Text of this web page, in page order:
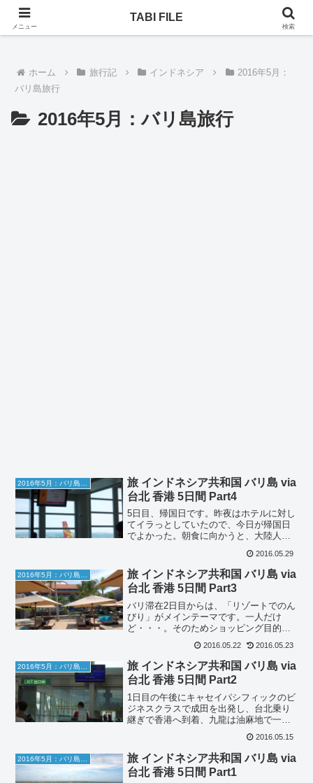
乗りヒコーキ、ホテル、一人旅。次はどんな旅になるのか！
ホーム 旅行記 インドネシア
2016年5月：
バリ島旅行
2016年5月：バリ島旅行
旅 インドネシア共和国 バリ島 via
台北 香港 5日間 Part4
5日目、帰国日です。昨夜はホテルに対し
てイラっとしていたので、今日が帰国日
でよかった。朝食に向かうと、大陸人が
り、今日が帰国日で本当に良かった。最
終日、午前中はSPAざんまいTEA TREE
SPA出発予定...
2016.05.29
2016年5月：バリ島旅行
旅 インドネシア共和国 バリ島 via
台北 香港 5日間 Part3
バリ滞在2日目からは、「リゾートでのん
びり」がメインテーマです。一人だけ
ど・・・。そのためショッピング目的だ
ら、のんびりしたBenoa地区はHoliday
inn Resortへ宿替...
2016.05.22 2016.05.23
2016年5月：バリ島旅行
旅 インドネシア共和国 バリ島 via
台北 香港 5日間 Part2
1日目の午後にキャセイパシフィックのビ
ジネスクラスで成田を出発し、台北乗り
継ぎで香港へ到着、九龍は油麻地で一
す。CX785 ビジネスクラスへ登機香港国
際空港についたら、キャセイパシフィッ
クラウンジに直行。...
2016.05.15
旅 インドネシア共和国 バリ島 via
台北 香港 5日間 Part1
メニュー
TABI FILE
検索